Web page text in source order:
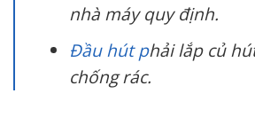
nhà máy quy định.
Đầu hút phải lắp củ
chống rác.